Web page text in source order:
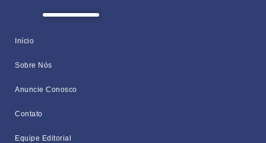
Início
Sobre Nós
Anuncie Conosco
Contato
Equipe Editorial